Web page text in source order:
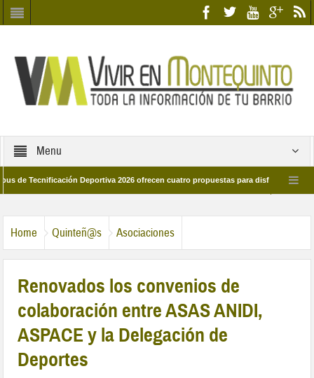
Menu
Deportiva 2026 ofrecen cuatro propuestas para disfrutar del deporte
Home Quinteñ@s Asociaciones
Renovados los convenios de
colaboración entre ASAS ANIDI,
ASPACE y la Delegación de
Deportes